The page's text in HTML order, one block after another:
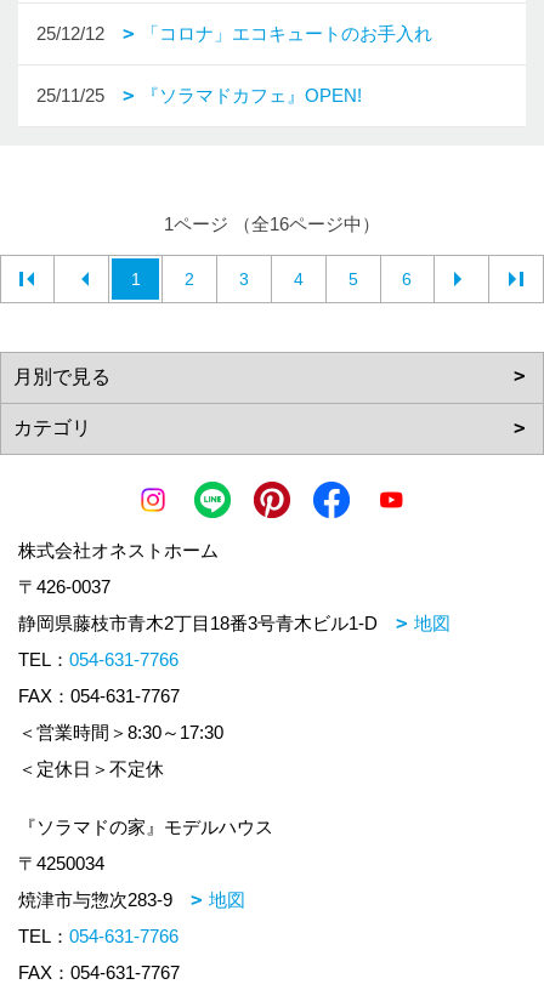
25/12/12 「コロナ」エコキュートのお手入れ
25/11/25 『ソラマドカフェ』OPEN!
1ページ （全16ページ中）
1 2 3 4 5 6
株式会社オネストホーム
〒426-0037
静岡県藤枝市青木2丁目18番3号青木ビル1-D
地図
TEL： 054-631-7766
FAX：054-631-7767
＜営業時間＞8:30～17:30
＜定休日＞不定休
『ソラマドの家』モデルハウス
〒4250034
焼津市与惣次283-9
地図
TEL： 054-631-7766
FAX：054-631-7767